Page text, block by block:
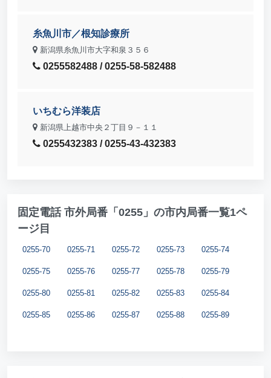
糸魚川市／根知診療所
新潟県糸魚川市大字和泉３５６
0255582488 / 0255-58-582488
いちむら洋装店
新潟県上越市中央２丁目９－１１
0255432383 / 0255-43-432383
固定電話 市外局番「0255」の市内局番一覧1ペ
ージ目
0255-70 0255-71 0255-72 0255-73 0255-74
0255-75 0255-76 0255-77 0255-78 0255-79
0255-80 0255-81 0255-82 0255-83 0255-84
0255-85 0255-86 0255-87 0255-88 0255-89